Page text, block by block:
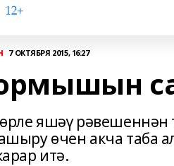
7 ОКТЯБРЯ 2015, 16:27
яшәү
өчен акча
итә.